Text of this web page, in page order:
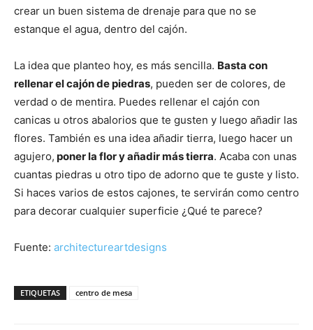
crear un buen sistema de drenaje para que no se
estanque el agua, dentro del cajón.
La idea que planteo hoy, es más sencilla. Basta con
rellenar el cajón de piedras, pueden ser de colores, de
verdad o de mentira. Puedes rellenar el cajón con
canicas u otros abalorios que te gusten y luego añadir las
flores. También es una idea añadir tierra, luego hacer un
agujero, poner la flor y añadir más tierra. Acaba con unas
cuantas piedras u otro tipo de adorno que te guste y listo.
Si haces varios de estos cajones, te servirán como centro
para decorar cualquier superficie ¿Qué te parece?
Fuente: architectureartdesigns
ETIQUETAS centro de mesa